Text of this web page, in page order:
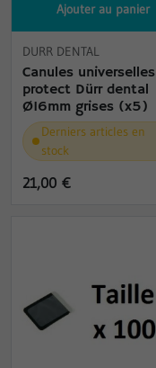
Ajouter au panier
DURR DENTAL
Canules universelles
protect Dürr dental
Ø16mm grises (x5)
Derniers articles en
stock
21,00 €